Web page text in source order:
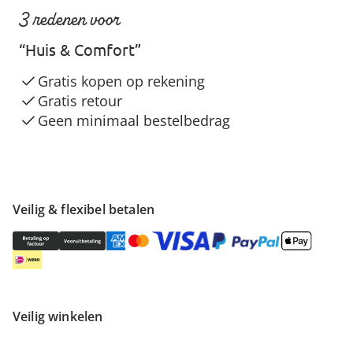
Veilig & flexibel betalen
Veilig winkelen
3 redenen voor
“Huis & Comfort”
Gratis kopen op rekening
Gratis retour
Geen minimaal bestelbedrag